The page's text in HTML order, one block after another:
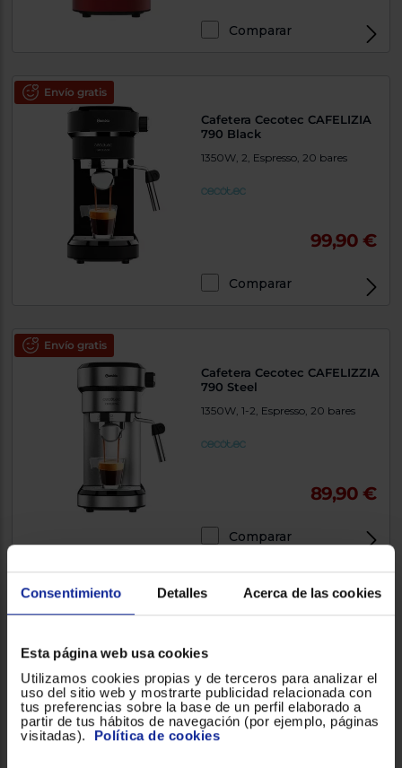
Consentimiento Detalles Acerca de las cookies
Esta página web usa cookies
Utilizamos cookies propias y de terceros para analizar el
uso del sitio web y mostrarte publicidad relacionada con
tus preferencias sobre la base de un perfil elaborado a
partir de tus hábitos de navegación (por ejemplo, páginas
visitadas). Política de cookies
Comparar
Envío gratis
Cafetera Cecotec CAFELIZIA
790 Black
1350W, 2, Espresso, 20 bares
99,90 €
Comparar
Envío gratis
Cafetera Cecotec CAFELIZZIA
790 Steel
1350W, 1-2, Espresso, 20 bares
89,90 €
Comparar